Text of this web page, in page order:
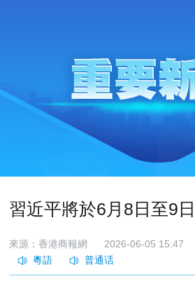
習近平將於6月8日至9
來源：香港商報網 2026-06-05 15:47